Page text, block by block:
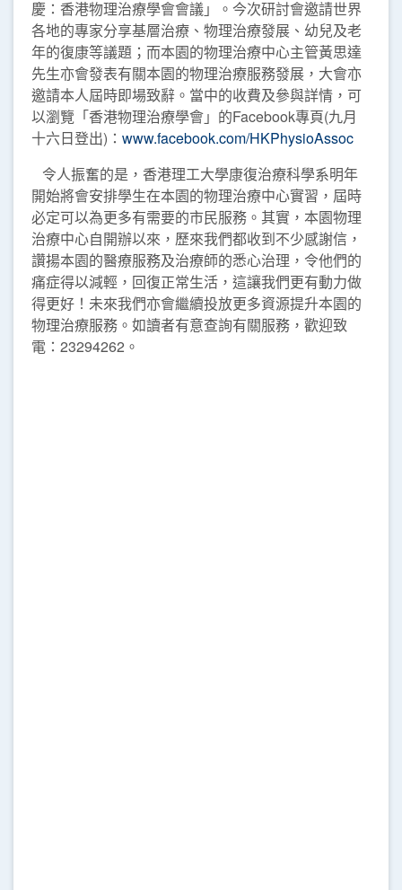
慶：香港物理治療學會會議」。今次研討會邀請世界
各地的專家分享基層治療、物理治療發展、幼兒及老
年的復康等議題；而本園的物理治療中心主管黃思達
先生亦會發表有關本園的物理治療服務發展，大會亦
邀請本人屆時即場致辭。當中的收費及參與詳情，可
以瀏覽「香港物理治療學會」的Facebook專頁(九月
十六日登出)： www.facebook.com/HKPhysioAssoc
令人振奮的是，香港理工大學康復治療科學系明年
開始將會安排學生在本園的物理治療中心實習，屆時
必定可以為更多有需要的市民服務。其實，本園物理
治療中心自開辦以來，歷來我們都收到不少感謝信，
讚揚本園的醫療服務及治療師的悉心治理，令他們的
痛症得以減輕，回復正常生活，這讓我們更有動力做
得更好！未來我們亦會繼續投放更多資源提升本園的
物理治療服務。如讀者有意查詢有關服務，歡迎致
電：23294262。